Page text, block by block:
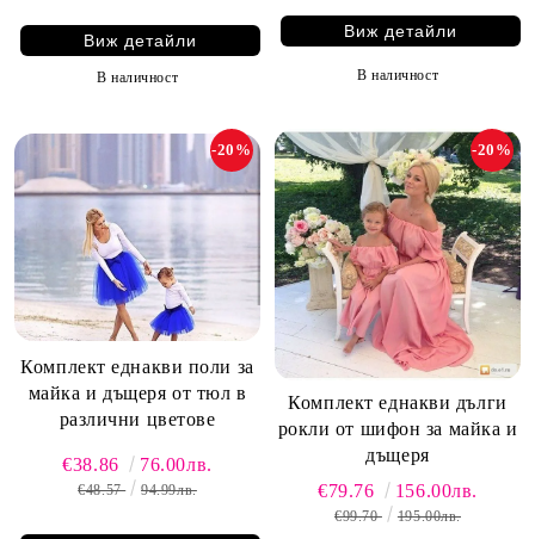
Виж детайли
В наличност
Виж детайли
В наличност
Комплект еднакви поли за
майка и дъщеря от тюл в
различни цветове
-20%
€38.86 76.00лв.
€48.57 94.99лв.
Комплект еднакви дълги
рокли от шифон за майка и
дъщеря
-20%
€79.76 156.00лв.
€99.70 195.00лв.